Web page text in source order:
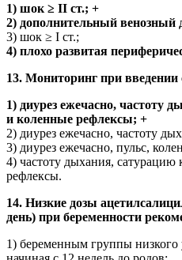
1) шок ≥ II ст.; +
2) дополнительный венозный
3) шок ≥ I ст.;
4) плохо развитая
13. Мониторинг при
1) диурез ежечасно, частоту
и коленные рефлексы; +
2) диурез ежечасно, частоту
3) диурез ежечасно, пульс,
4) частоту дыхания, сатурацию
рефлексы.
14. Низкие дозы
день) при беременности
1) беременным группы низкого